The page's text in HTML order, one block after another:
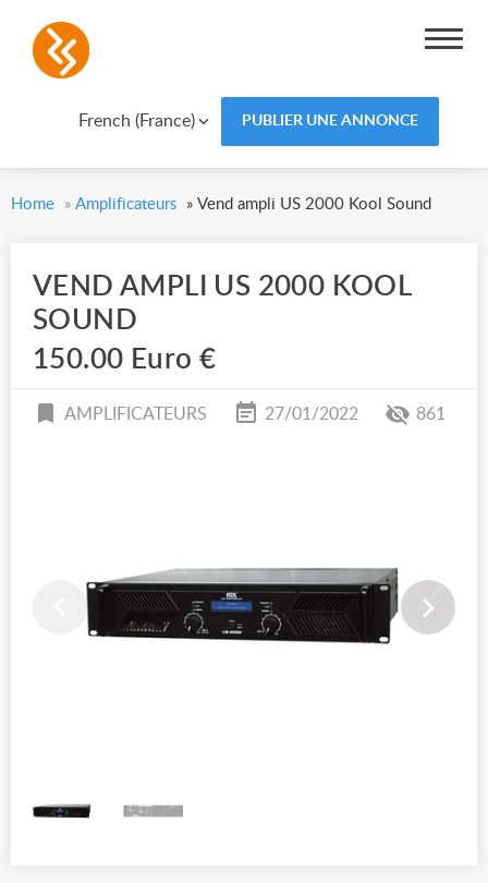
French (France) PUBLIER UNE ANNONCE
Home » Amplificateurs » Vend ampli US 2000 Kool Sound
VEND AMPLI US 2000 KOOL
SOUND
150.00 Euro €
AMPLIFICATEURS 27/01/2022 861